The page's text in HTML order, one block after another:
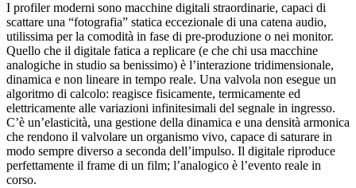
I profiler moderni sono macchine digitali straordinarie, capaci di
scattare una “fotografia” statica eccezionale di una catena audio,
utilissima per la comodità in fase di pre-produzione o nei monitor.
Quello che il digitale fatica a replicare (e che chi usa macchine
analogiche in studio sa benissimo) è l’interazione tridimensionale,
dinamica e non lineare in tempo reale. Una valvola non esegue un
algoritmo di calcolo: reagisce fisicamente, termicamente ed
elettricamente alle variazioni infinitesimali del segnale in ingresso.
C’è un’elasticità, una gestione della dinamica e una densità armonica
che rendono il valvolare un organismo vivo, capace di saturare in
modo sempre diverso a seconda dell’impulso. Il digitale riproduce
perfettamente il frame di un film; l’analogico è l’evento reale in
corso.